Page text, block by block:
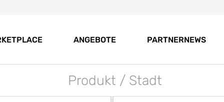
ANGEBOTE PARTNERNEWS